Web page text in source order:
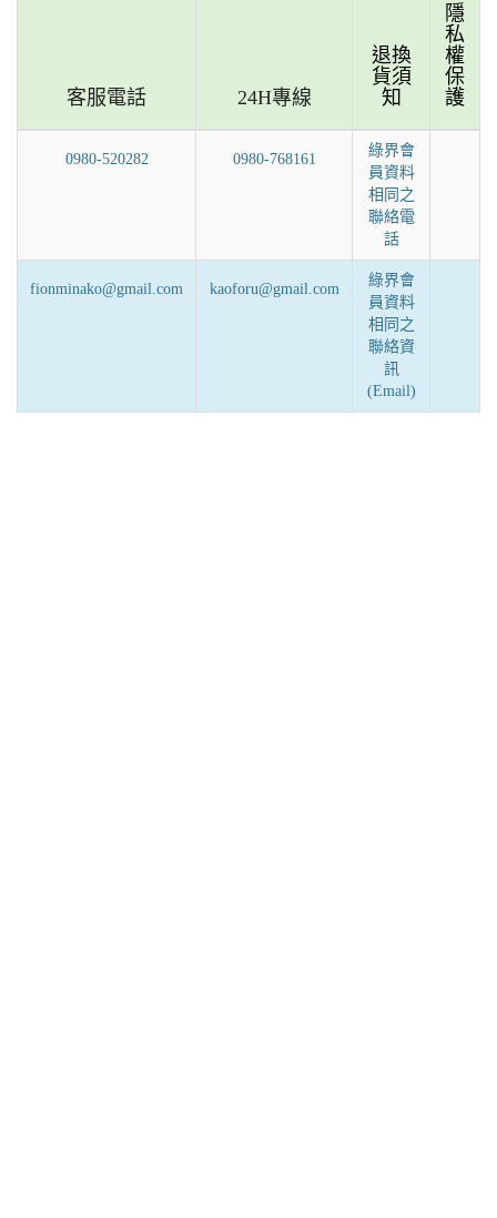
客服電話 24H專線
退換
貨須
知
隱
私
權
保
護
0980-520282 0980-768161
綠界會
員資料
相同之
聯絡電
話
fionminako@gmail.com kaoforu@gmail.com
綠界會
員資料
相同之
聯絡資
訊
(Email)